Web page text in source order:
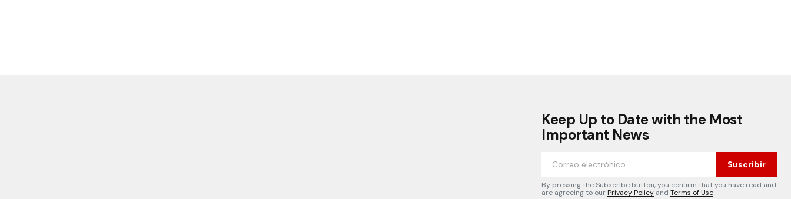
Keep Up to Date with the Most
Important News
Suscribir
By pressing the Subscribe button, you confirm that you have read and
are agreeing to ourPrivacy Policy and Terms of Use